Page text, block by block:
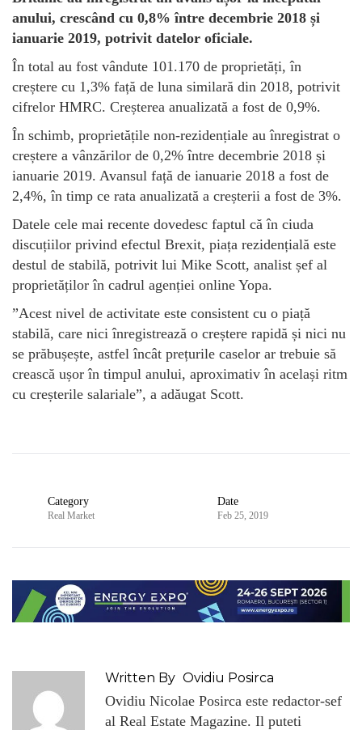
anului, crescând cu 0,8% între decembrie 2018 și
ianuarie 2019, potrivit datelor oficiale.
În total au fost vândute 101.170 de proprietăți, în
creștere cu 1,3% față de luna similară din 2018, potrivit
cifrelor HMRC. Creșterea anualizată a fost de 0,9%.
În schimb, proprietățile non-rezidențiale au înregistrat o
creștere a vânzărilor de 0,2% între decembrie 2018 și
ianuarie 2019. Avansul față de ianuarie 2018 a fost de
2,4%, în timp ce rata anualizată a creșterii a fost de 3%.
Datele cele mai recente dovedesc faptul că în ciuda
discuțiilor privind efectul Brexit, piața rezidențială este
destul de stabilă, potrivit lui Mike Scott, analist șef al
proprietăților în cadrul agenției online Yopa.
”Acest nivel de activitate este consistent cu o piață
stabilă, care nici înregistrează o creștere rapidă și nici nu
se prăbușește, astfel încât prețurile caselor ar trebuie să
crească ușor în timpul anului, aproximativ în același ritm
cu creșterile salariale”, a adăugat Scott.
Category
Real Market
Date
Feb 25, 2019
Written By Ovidiu Posirca
Ovidiu Nicolae Posirca este redactor-sef
al Real Estate Magazine. Il puteti